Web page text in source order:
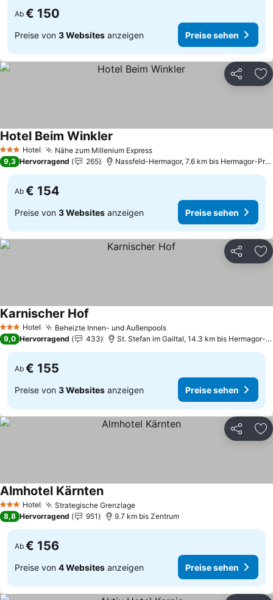
Ab € 150
Preise von 3 Websites anzeigen Preise sehen
Teilen
3 SterneHotel Nähe zum Millenium ExpressPreise sehen
Hotel Beim Winkler
9,3 Hervorragend 265 Nassfeld-Hermagor, 7.6 km bis Hermagor-
Ab € 154
Preise von 3 Websites anzeigen Preise sehen
Teilen
3 SterneHotel Beheizte Innen- und AußenpoolsPreise sehen
Karnischer Hof
9,0 Hervorragend 433 St. Stefan im Gailtal, 14.3 km bis Hermagor-
Ab € 155
Preise von 3 Websites anzeigen Preise sehen
Teilen
3 SterneHotel Strategische GrenzlagePreise sehen
Almhotel KärntenPreise sehen
8,8 Hervorragend 951 9.7 km bis Zentrum
Ab € 156
Preise von 4 Websites anzeigen Preise sehen